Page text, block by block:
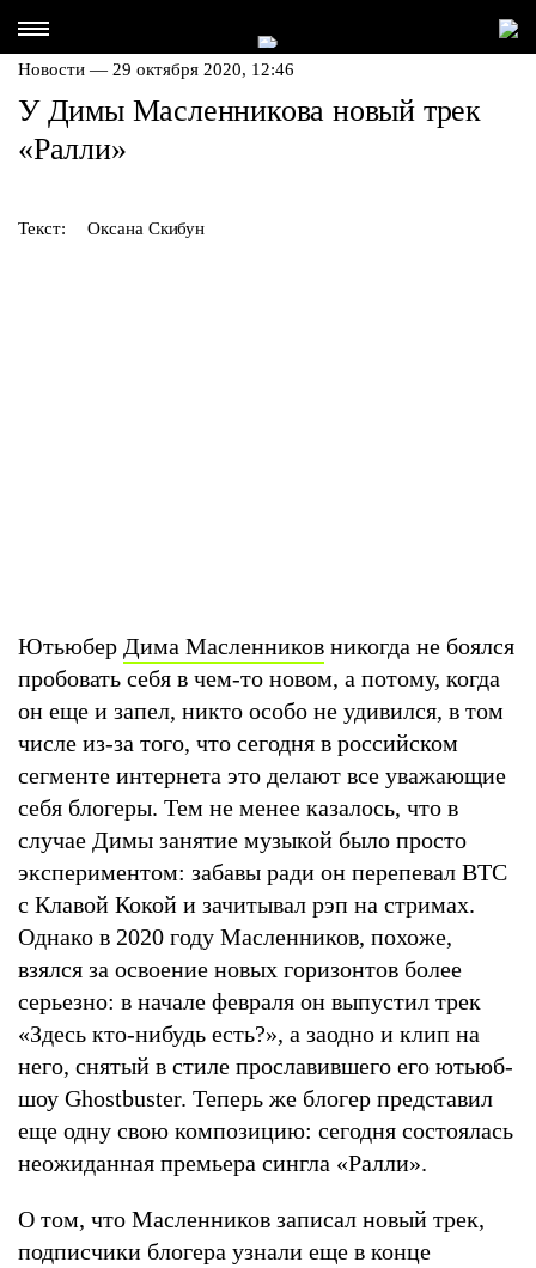
Новости — 29 октября 2020, 12:46
У Димы Масленникова новый трек
«Ралли»
Текст: Оксана Скибун
Ютьюбер Дима Масленников никогда не боялся
пробовать себя в чем-то новом, а потому, когда
он еще и запел, никто особо не удивился, в том
числе из-за того, что сегодня в российском
сегменте интернета это делают все уважающие
себя блогеры. Тем не менее казалось, что в
случае Димы занятие музыкой было просто
экспериментом: забавы ради он перепевал BTC
с Клавой Кокой и зачитывал рэп на стримах.
Однако в 2020 году Масленников, похоже,
взялся за освоение новых горизонтов более
серьезно: в начале февраля он выпустил трек
«Здесь кто-нибудь есть?», а заодно и клип на
него, снятый в стиле прославившего его ютьюб-
шоу Ghostbuster. Теперь же блогер представил
еще одну свою композицию: сегодня состоялась
неожиданная премьера сингла «Ралли».
О том, что Масленников записал новый трек,
подписчики блогера узнали еще в конце